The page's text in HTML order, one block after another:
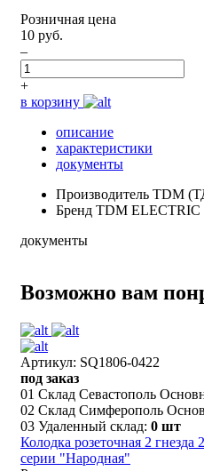
Розничная цена
10 руб.
–
+
в корзину
описание
характеристики
документы
Производитель TDM
Бренд TDM ELECTRIC
документы
Возможно вам
Артикул: SQ1806-0422
под заказ
01 Склад Севастополь
02 Склад Симферополь
03 Удаленный склад: 0 шт
Колодка розеточная 2
серии "Народная"